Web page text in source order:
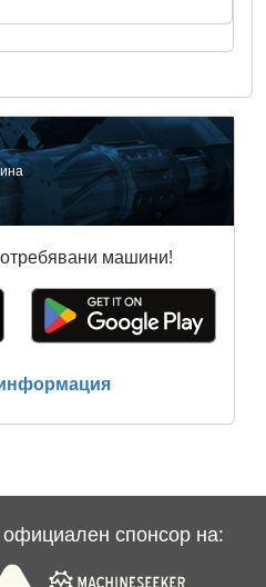
ltd. Building
Solutions Group
Solutions Group
ltd. Building
Solutions Group
ltd. Building
Solutions Group
машини!
спонсор на: